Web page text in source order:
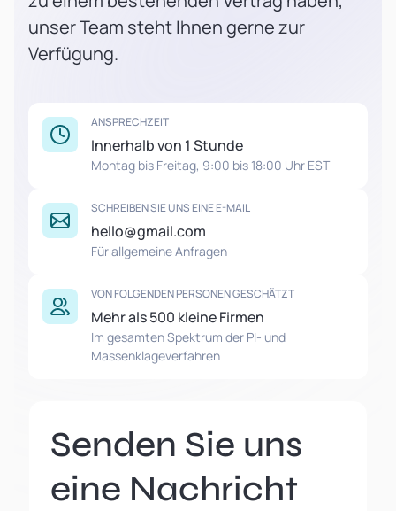
unser Team steht Ihnen gerne zur
Verfügung.
ANSPRECHZEIT
Innerhalb von 1 Stunde
Montag bis Freitag, 9:00 bis 18:00 Uhr EST
SCHREIBEN SIE UNS EINE E-MAIL
hello@gmail.com
Für allgemeine Anfragen
VON FOLGENDEN PERSONEN GESCHÄTZT
Mehr als 500 kleine Firmen
Im gesamten Spektrum der PI- und
Massenklageverfahren
Senden Sie uns
eine Nachricht